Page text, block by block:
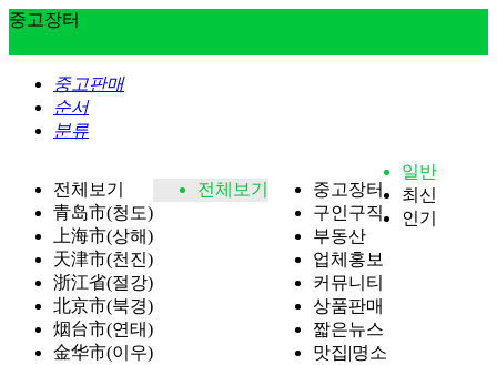
중고장터
중고판매
순서
분류
전체보기
青岛市(청도)
上海市(상해)
天津市(천진)
浙江省(절강)
北京市(북경)
烟台市(연태)
金华市(이우)
전체보기
중고장터
구인구직
부동산
업체홍보
커뮤니티
상품판매
짧은뉴스
맛집|명소
일반
최신
인기